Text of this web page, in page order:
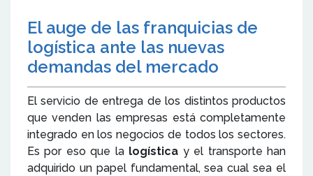
El auge de las franquicias de
logística ante las nuevas
demandas del mercado
El servicio de entrega de los distintos productos
que venden las empresas está completamente
integrado en los negocios de todos los sectores.
Es por eso que la logística y el transporte han
adquirido un papel fundamental, sea cual sea el